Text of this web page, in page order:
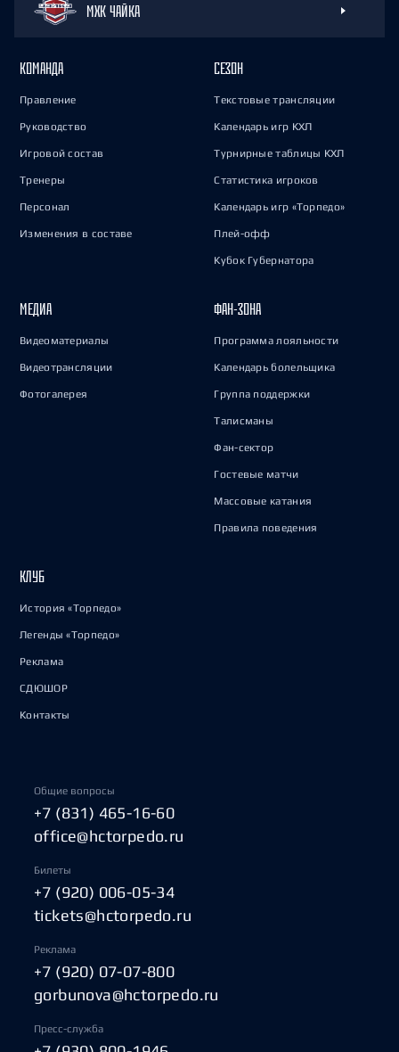
МХК ЧАЙКА
КОМАНДА
Правление
Руководство
Игровой состав
Тренеры
Персонал
Изменения в составе
СЕЗОН
Текстовые трансляции
Календарь игр КХЛ
Турнирные таблицы КХЛ
Статистика игроков
Календарь игр «Торпедо»
Плей-офф
Кубок Губернатора
МЕДИА
Видеоматериалы
Видеотрансляции
Фотогалерея
ФАН-ЗОНА
Программа лояльности
Календарь болельщика
Группа поддержки
Талисманы
Фан-сектор
Гостевые матчи
Массовые катания
Правила поведения
КЛУБ
История «Торпедо»
Легенды «Торпедо»
Реклама
СДЮШОР
Контакты
Общие вопросы
+7 (831) 465-16-60
office@hctorpedo.ru
Билеты
+7 (920) 006-05-34
tickets@hctorpedo.ru
Реклама
+7 (920) 07-07-800
gorbunova@hctorpedo.ru
Пресс-служба